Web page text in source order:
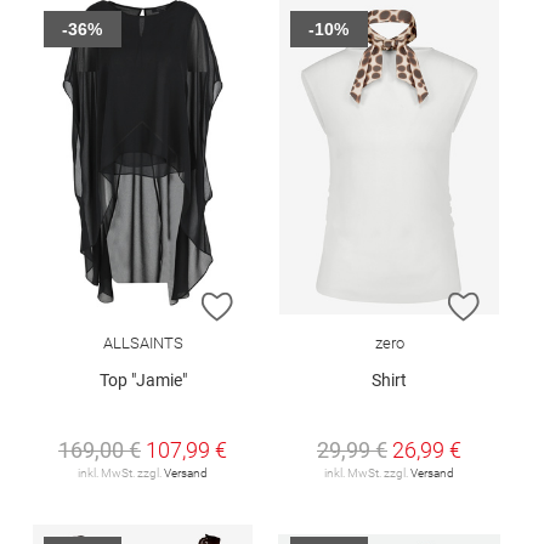
ZUR WUNSCHLISTE HINZUFÜGEN
ALLSAINTS
Top "Jamie"
169,00 € 107,99 €
inkl. MwSt. zzgl. Versand
-36%
ZUR
zero
Shirt
29,99 € 26,99 €
inkl. MwSt. zzgl. Versand
-10%